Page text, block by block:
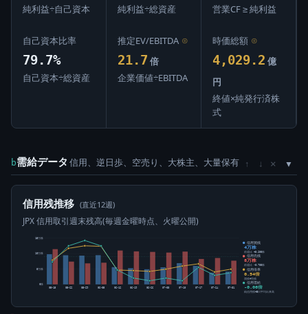
純利益÷自己資本 純利益÷総資産 営業CF ≥ 純利益
自己資本比率
79.7%
自己資本÷総資産
推定EV/EBITDA ⊙
21.7 倍
企業価値÷EBITDA
時価総額 ⊙
4,029.2 億
円
終値×純発行済株
式
b需給データ 信用、逆日歩、空売り、大株主、大量保有 ↑ ↓ ×
信用残推移 (直近12週)
JPX 信用取引週末残高(毎週金曜時点、火曜公開)
0株
5万株
10万株
15万株
05-15 05-22 05-29 06-05 06-12 06-19 06-26 07-03 07-10 07-17 07-24 07-31
信用買残
4万株
前週比 +3,200株
信用売残
8万株
前週比 -8,700株
信用倍率
0.54倍
買残÷売残
信用需給
-0.06倍
純信用残÷5日平均出来高